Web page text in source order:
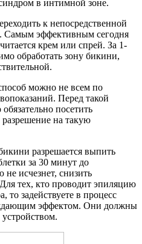
в интимной зоне.
к непосредственной
Самым эффективным сегодня
крем или спрей. За 1-
обработать зону бикини,
можно не всем по
Перед такой
посетить
разрешение на такую
разрешается выпить
за 30 минут до
исчезнет, снизить
тех, кто проводит эпиляцию
то задействуете в процесс
эффектом. Они должны